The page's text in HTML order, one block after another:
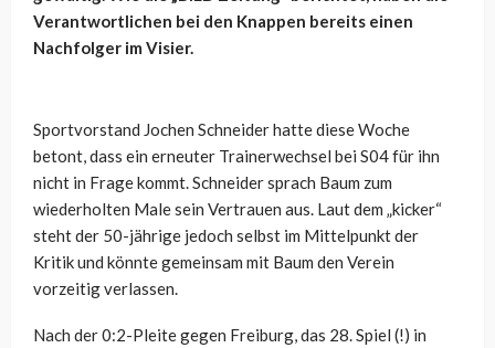
Verantwortlichen bei den Knappen bereits einen
Nachfolger im Visier.
Sportvorstand Jochen Schneider hatte diese Woche
betont, dass ein erneuter Trainerwechsel bei S04 für ihn
nicht in Frage kommt. Schneider sprach Baum zum
wiederholten Male sein Vertrauen aus. Laut dem „kicker“
steht der 50-jährige jedoch selbst im Mittelpunkt der
Kritik und könnte gemeinsam mit Baum den Verein
vorzeitig verlassen.
Nach der 0:2-Pleite gegen Freiburg, das 28. Spiel (!) in